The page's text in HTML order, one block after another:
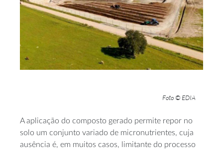
Foto © EDIA
A aplicação do composto gerado permite repor no
solo um conjunto variado de micronutrientes, cuja
ausência é, em muitos casos, limitante do processo